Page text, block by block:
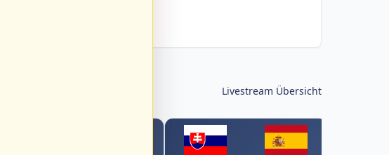
Livestream Übersicht